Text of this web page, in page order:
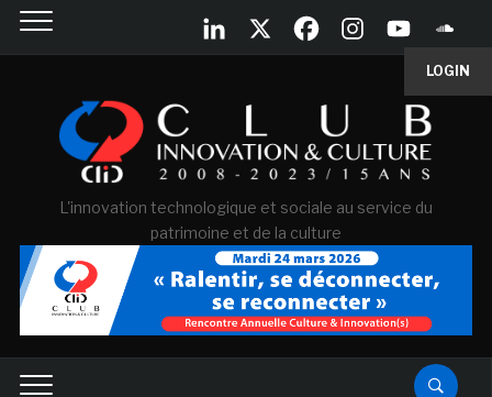
LOGIN
L'innovation technologique et sociale au service du
patrimoine et de la culture